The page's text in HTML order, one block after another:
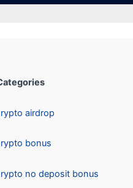
Categories:
Crypto airdrop
Crypto bonus
Crypto no deposit bonus